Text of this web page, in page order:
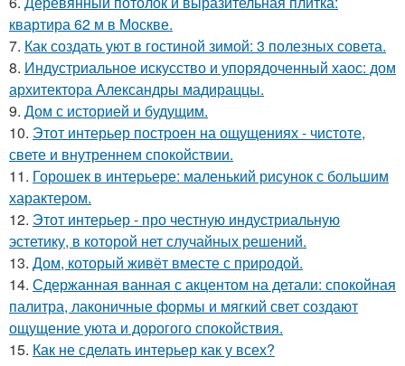
квартира 62 м в Москве.
7. Как создать уют в гостиной зимой: 3 полезных совета.
8. Индустриальное искусство и упорядоченный хаос: дом
архитектора Александры мадираццы.
9. Дом с историей и будущим.
10. Этот интерьер построен на ощущениях - чистоте,
свете и внутреннем спокойствии.
11. Горошек в интерьере: маленький рисунок с большим
характером.
12. Этот интерьер - про честную индустриальную
эстетику, в которой нет случайных решений.
13. Дом, который живёт вместе с природой.
14. Сдержанная ванная с акцентом на детали: спокойная
палитра, лаконичные формы и мягкий свет создают
ощущение уюта и дорогого спокойствия.
15. Как не сделать интерьер как у всех?